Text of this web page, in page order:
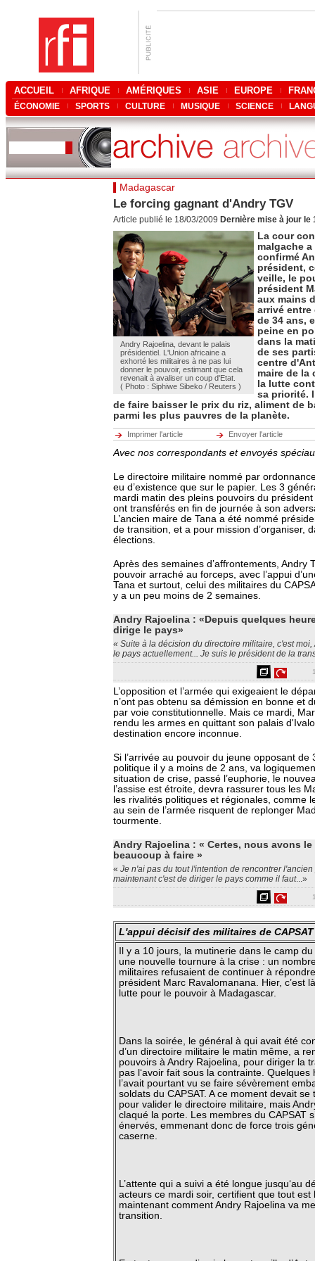
ACCUEIL AFRIQUE AMÉRIQUES ASIE EUROPE
ÉCONOMIE SPORTS CULTURE MUSIQUE SCIENCE
Madagascar
Le forcing gagnant d'Andry TGV
Article publié le 18/03/2009 Dernière mise à jour le
Andry Rajoelina, devant le palais
présidentiel. L'Union africaine a
exhorté les militaires à ne pas lui
donner le pouvoir, estimant que cela
revenait à avaliser un coup d'Etat.
( Photo : Siphiwe Sibeko / Reuters )
La cour
malgache
confirmé
président,
veille, le
président
aux mains
arrivé
de 34 ans,
peine en
dans la
de ses
centre
maire de la
la lutte
sa priorité.
de faire baisser le prix du riz, aliment de
parmi les plus pauvres de la planète.
Imprimer l'article Envoyer l'article
Avec nos correspondants et envoyés
Le directoire militaire nommé par
eu d’existence que sur le papier. Les 3
mardi matin des pleins pouvoirs du
ont transférés en fin de journée à son
L’ancien maire de Tana a été nommé
de transition, et a pour mission d’organiser,
élections.
Après des semaines d’affrontements, Andry
pouvoir arraché au forceps, avec l’appui
Tana et surtout, celui des militaires du
y a un peu moins de 2 semaines.
Andry Rajoelina : «Depuis quelques
dirige le pays»
« Suite à la décision du directoire militaire, c'est
le pays actuellement... Je suis le président de la
L’opposition et l’armée qui exigeaient le
n’ont pas obtenu sa démission en bonne et
par voie constitutionnelle. Mais ce mardi,
rendu les armes en quittant son palais
destination encore inconnue.
Si l’arrivée au pouvoir du jeune opposant de
politique il y a moins de 2 ans, va
situation de crise, passé l’euphorie, le
l’assise est étroite, devra rassurer tous les
les rivalités politiques et régionales, comme
au sein de l’armée risquent de replonger
tourmente.
Andry Rajoelina : « Certes, nous avons
beaucoup à faire »
« Je n'ai pas du tout l'intention de rencontrer
maintenant c'est de diriger le pays comme il faut...»
L'appui décisif des militaires de CAPSAT
Il y a 10 jours, la mutinerie dans le camp
une nouvelle tournure à la crise : un
militaires refusaient de continuer à
président Marc Ravalomanana. Hier, c’est
lutte pour le pouvoir à Madagascar.
Dans la soirée, le général à qui avait été
d’un directoire militaire le matin même, a
pouvoirs à Andry Rajoelina, pour diriger la
pas l‘avoir fait sous la contrainte.
l’avait pourtant vu se faire sévèrement
soldats du CAPSAT. A ce moment devait
pour valider le directoire militaire, mais
claqué la porte. Les membres du CAPSAT
énervés, emmenant donc de force trois
caserne.
L’attente qui a suivi a été longue jusqu‘au
acteurs ce mardi soir, certifient que tout est
maintenant comment Andry Rajoelina va
transition.